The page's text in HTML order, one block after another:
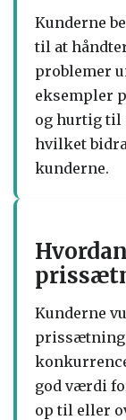
Kunderne
til at
problemer
eksempler
og hurtig til
hvilket
kunderne.
Kunderne
prissætning
god værdi
op til eller